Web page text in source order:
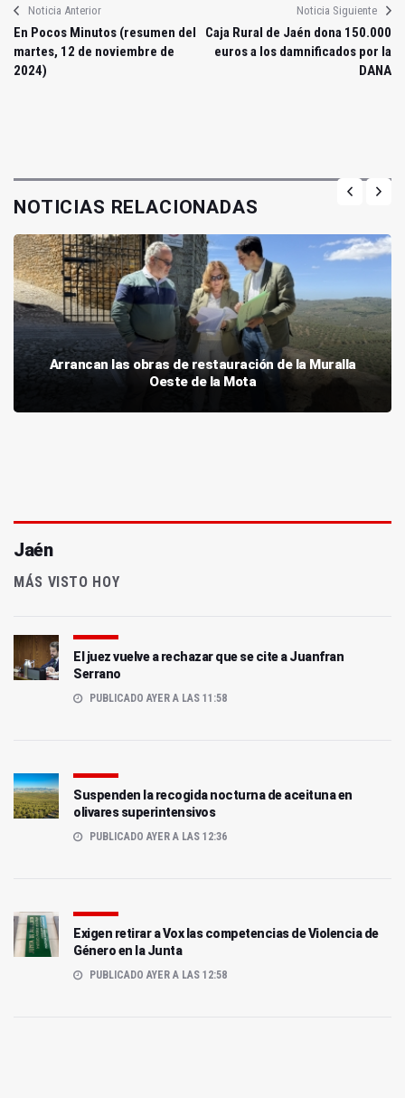
Noticia Anterior
En Pocos Minutos (resumen del
martes, 12 de noviembre de
2024)
Noticia Siguiente
Caja Rural de Jaén dona 150.000
euros a los damnificados por la
DANA
NOTICIAS RELACIONADAS
Arrancan las obras de restauración de la Muralla
Oeste de la Mota
Jaén
MÁS VISTO HOY
El juez vuelve a rechazar que se cite a Juanfran
Serrano
PUBLICADO AYER A LAS 11:58
Suspenden la recogida nocturna de aceituna en
olivares superintensivos
PUBLICADO AYER A LAS 12:36
Exigen retirar a Vox las competencias de Violencia de
Género en la Junta
PUBLICADO AYER A LAS 12:58